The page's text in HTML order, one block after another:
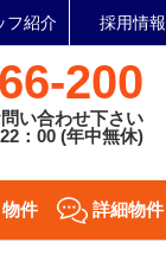
フ紹介 採用情報
200
い合わせ下さい
：00 (年中無休)
件 詳細物